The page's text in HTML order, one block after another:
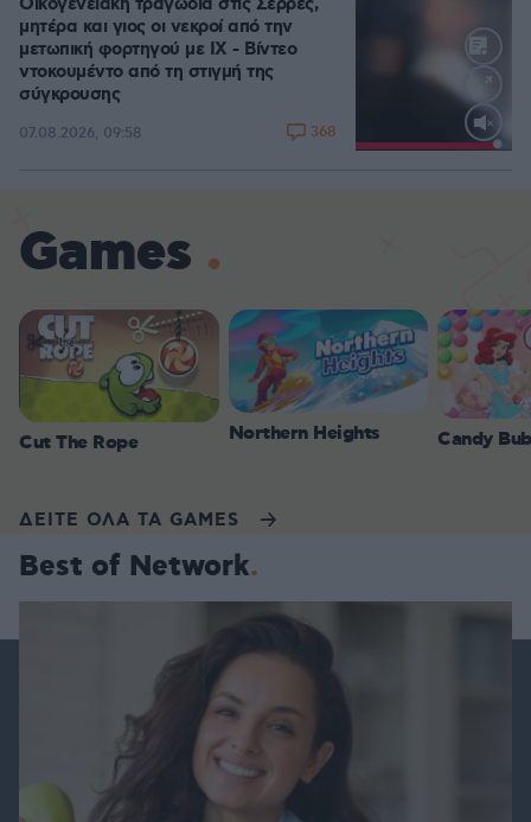
Loaded:
Οικογενειακή τραγωδία στις Σέρρες,
μητέρα και γιος οι νεκροί από την
μετωπική φορτηγού με ΙΧ - Βίντεο
ντοκουμέντο από τη στιγμή της
σύγκρουσης
07.08.2026, 09:58 368
Games
Cut The Rope Northern Heights Candy
ΔΕΙΤΕ ΟΛΑ ΤΑ GAMES
Best of Network